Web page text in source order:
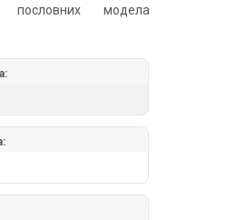
пословних модела